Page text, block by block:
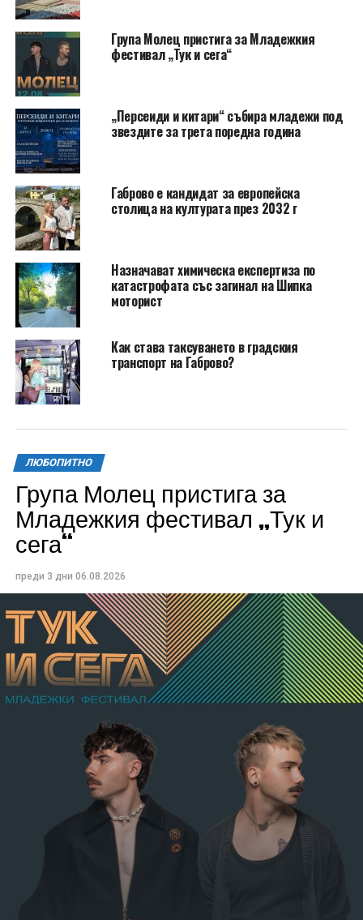
Група Молец пристига за Младежкия
фестивал „Тук и сега“
„Персеиди и китари“ събира младежи под
звездите за трета поредна година
Габрово е кандидат за европейска
столица на културата през 2032 г
Назначават химическа експертиза по
катастрофата със загинал на Шипка
моторист
Как става таксуването в градския
транспорт на Габрово?
ЛЮБОПИТНО
Група Молец пристига за
Младежкия фестивал „Тук и
сега“
преди 3 дни 06.08.2026